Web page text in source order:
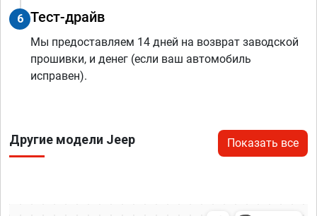
6 Тест-драйв
Мы предоставляем 14 дней на возврат заводской
прошивки, и денег (если ваш автомобиль
исправен).
Другие модели Jeep Показать все